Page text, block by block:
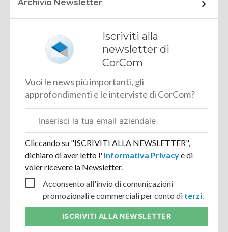
Archivio Newsletter
Iscriviti alla
newsletter di
CorCom
Vuoi le news più importanti, gli
approfondimenti e le interviste di CorCom?
aziendale
Cliccando su "ISCRIVITI ALLA NEWSLETTER",
dichiaro di aver letto l' Informativa Privacye di
voler ricevere la Newsletter.
Acconsento all'invio di comunicazioni
promozionali e commerciali per conto di terzi
ISCRIVITI ALLA NEWSLETTER